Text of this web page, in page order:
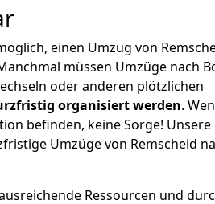
einen Umzug von
müssen Umzüge nach
oder anderen plötzlichen
organisiert werden.
befinden, keine Sorge! Unsere
Umzüge von Remscheid
Ressourcen und